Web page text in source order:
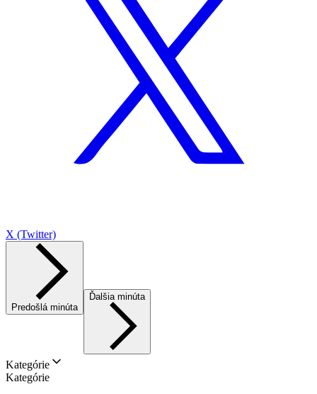
X (Twitter)
Predošlá minúta
Ďalšia minúta
Kategórie
Kategórie